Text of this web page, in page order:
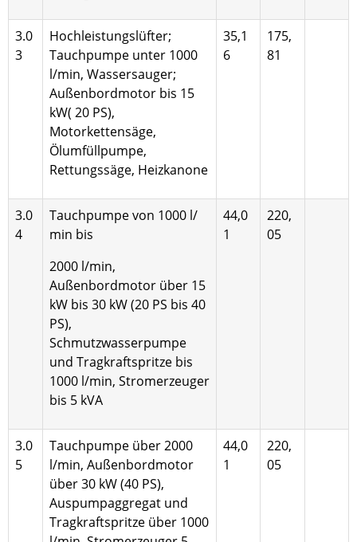
3.0
3
Hochleistungslüfter;
Tauchpumpe unter 1000
l/min, Wassersauger;
Außenbordmotor bis 15
kW( 20 PS),
Motorkettensäge,
Ölumfüllpumpe,
Rettungssäge, Heizkanone
35,1
6
175,
81
3.0
4
Tauchpumpe von 1000 l/
min bis
2000 l/min,
Außenbordmotor über 15
kW bis 30 kW (20 PS bis 40
PS),
Schmutzwasserpumpe
und Tragkraftspritze bis
1000 l/min, Stromerzeuger
bis 5 kVA
44,0
1
220,
05
3.0
5
Tauchpumpe über 2000
l/min, Außenbordmotor
über 30 kW (40 PS),
Auspumpaggregat und
Tragkraft­spritze über 1000
44,0
1
220,
05